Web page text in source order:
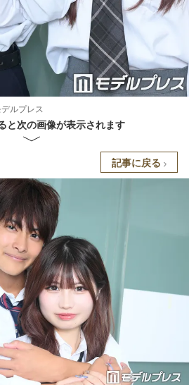
ルプレス
と次の画像が表示されます
記事に戻る